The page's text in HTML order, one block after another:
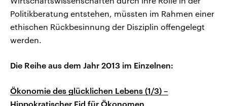
Politikberatung entstehen, müssten im Rahmen einer
ethischen Rückbesinnung der Disziplin offengelegt
werden.
Die Reihe aus dem Jahr 2013 im Einzelnen:
Ökonomie des glücklichen Lebens (1/3) –
Hippokratischer Eid für Ökonomen